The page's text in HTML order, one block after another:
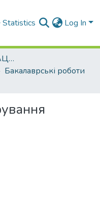
Statistics Log In
ВИПУСКНІ КВАЛІФІКАЦІЙНІ РОБОТИ
Бакалаврські роботи